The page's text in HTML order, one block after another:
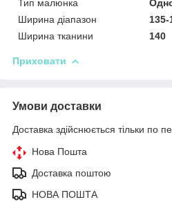
Тип малюнка
Ширина діапазон
135-
Ширина тканини
140
Приховати
Умови доставки
Доставка здійснюється тільки по
Нова Пошта
Доставка поштою
НОВА ПОШТА